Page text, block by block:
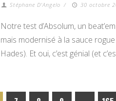
Stéphane D'Angelo / 30 octobre
Notre test d’Absolum, un
mais modernisé à la sauce
Hades). Et oui, c’est génial (et